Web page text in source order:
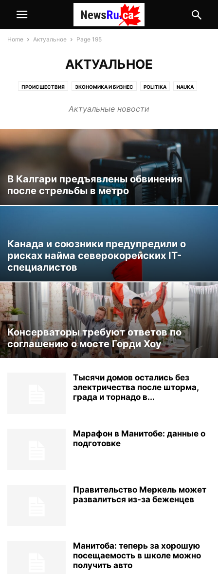
Home Актуальное Page 195
АКТУАЛЬНОЕ
ПРОИСШЕСТВИЯ ЭКОНОМИКА И БИЗНЕС POLITIKA NAUKA
ОБЩЕСТВО, КУЛЬТУРА И ЗДОРОВЬЕ ВИДЕО КАНАДА
ФИНАНСЫ
Актуальные новости
В Калгари предъявлены обвинения
после стрельбы в метро
Канада и союзники предупредили о
рисках найма северокорейских IT-
специалистов
Консерваторы требуют ответов по
соглашению о мосте Горди Хоу
Тысячи домов остались без
электричества после шторма,
града и торнадо в...
Марафон в Манитобе: данные о
подготовке
Правительство Меркель может
развалиться из-за беженцев
Манитоба: теперь за хорошую
посещаемость в школе можно
получить авто